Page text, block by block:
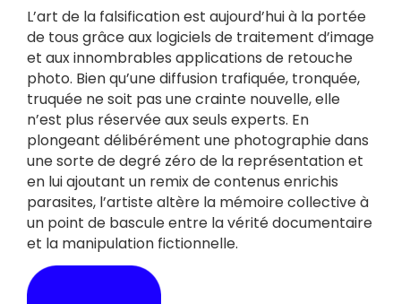
L’art de la falsification est aujourd’hui à la portée
de tous grâce aux logiciels de traitement d’image
et aux innombrables applications de retouche
photo. Bien qu’une diffusion trafiquée, tronquée,
truquée ne soit pas une crainte nouvelle, elle
n’est plus réservée aux seuls experts. En
plongeant délibérément une photographie dans
une sorte de degré zéro de la représentation et
en lui ajoutant un remix de contenus enrichis
parasites, l’artiste altère la mémoire collective à
un point de bascule entre la vérité documentaire
et la manipulation fictionnelle.